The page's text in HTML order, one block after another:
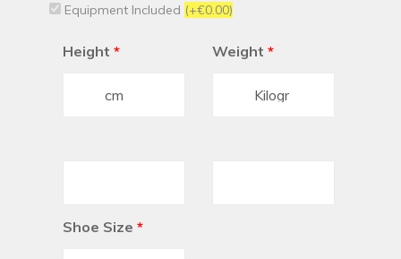
Equipment Included (+€0.00)
Height * Weight *
Shoe Size *